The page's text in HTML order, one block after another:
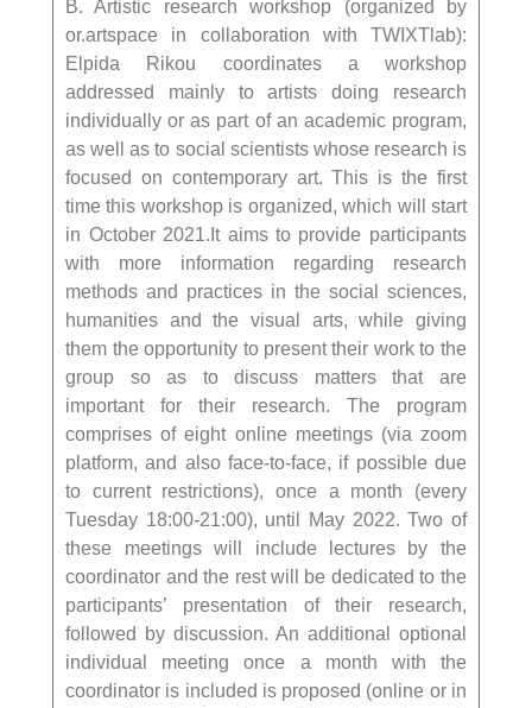
B. Artistic research workshop (organized by
or.artspace in collaboration with TWIXTlab):
Elpida Rikou coordinates a workshop
addressed mainly to artists doing research
individually or as part of an academic program,
as well as to social scientists whose research is
focused on contemporary art. This is the first
time this workshop is organized, which will start
in October 2021.It aims to provide participants
with more information regarding research
methods and practices in the social sciences,
humanities and the visual arts, while giving
them the opportunity to present their work to the
group so as to discuss matters that are
important for their research. The program
comprises of eight online meetings (via zoom
platform, and also face-to-face, if possible due
to current restrictions), once a month (every
Tuesday 18:00-21:00), until May 2022. Two of
these meetings will include lectures by the
coordinator and the rest will be dedicated to the
participants’ presentation of their research,
followed by discussion. An additional optional
individual meeting once a month with the
coordinator is included is proposed (online or in